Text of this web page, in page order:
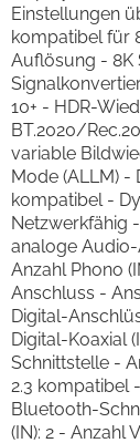
Einstellungen
kompatibel für
Auflösung - 8K
10+ - HDR-
BT.2020/
variable
Mode (ALLM) -
kompatibel -
Netzwerkfähig
analoge
Anzahl Phono
Anschluss -
Digital-
Digital-Koaxial
Schnittstelle -
2.3 kompatibel
Bluetooth-
(IN): 2 - Anzahl